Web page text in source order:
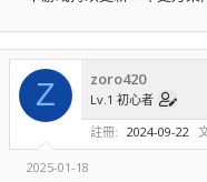
Z zoro420
Lv.1 初心者
註冊
2024-09-22
2025-01-18